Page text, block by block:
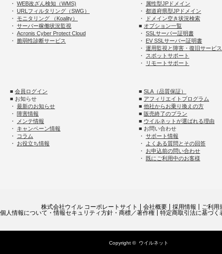
・ WEB改ざん検知（WMS) ・
属性型JPドメイン
・ URLフィルタリング（SWG） ・ 都道府県型JPドメイン
・ モニタリング （Koality） ・
ドメイン空き状況検索
・ サーバー稼働状況監視 ■ オプション一覧
・ Acronis Cyber Protect Cloud ・ SSLサーバー証明書
・ 脆弱性診断サービス ・ EV SSLサーバー証明書
・ 運用監視と障害・復旧サービス
・ スポットサポート
・
リモートサポート
■ 会員ログイン ■ SLA（品質保証）
■ お知らせ
■ アフィリエイトプログラム
・ 最新のお知らせ ■ 他社からお乗り換えの方
・ 障害情報 ■ 販売終了のプラン
・
メンテ情報 ■ ウイルネットが選ばれる理由
・ キャンペーン情報
■ お問い合わせ
・
コラム ・ サポート情報
・ お役立ち情報 ・
よくある質問とその回答
・ お申込前の問い合わせ
・ 既にご利用中のお客様
株式会社ウイル コーポレートサイト 会社概要 採用情報
ご利用
個人情報について・情報セキュリティ方針・商標／著作権
特定商取引法に基づく
Copyright © ウイルネット